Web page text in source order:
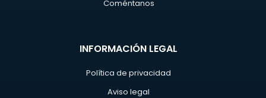
Coméntanos
INFORMACIÓN LEGAL
Política de privacidad
Aviso legal